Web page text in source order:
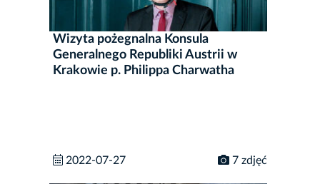
Wizyta pożegnalna Konsula
Generalnego Republiki Austrii w
Krakowie p. Philippa Charwatha
2022-07-27 7 zdjęć